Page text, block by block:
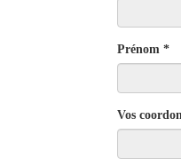
Prénom *
Vos